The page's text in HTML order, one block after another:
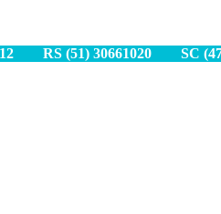
RS (51) 30661020 SC